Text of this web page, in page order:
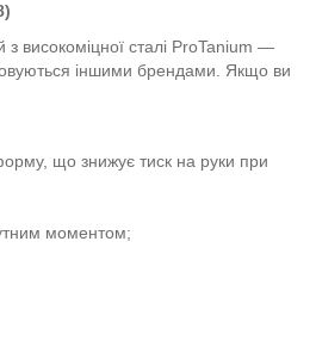
високоміцної сталі ProTanium —
іншими брендами. Якщо ви
що знижує тиск на руки при
моментом;